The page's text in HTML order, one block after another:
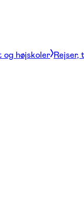
og højskoler Rejser,